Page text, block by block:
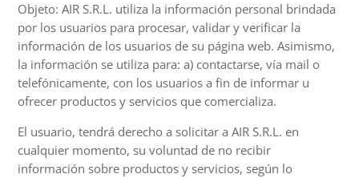
Objeto: AIR S.R.L. utiliza la información personal brindada
por los usuarios para procesar, validar y verificar la
información de los usuarios de su página web. Asimismo,
la información se utiliza para: a) contactarse, vía mail o
telefónicamente, con los usuarios a fin de informar u
ofrecer productos y servicios que comercializa.
El usuario, tendrá derecho a solicitar a AIR S.R.L. en
cualquier momento, su voluntad de no recibir
información sobre productos y servicios, según lo